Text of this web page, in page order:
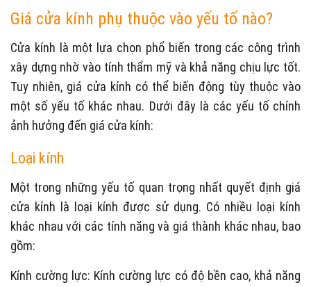
Giá cửa kính phụ thuộc vào yếu tố nào?
Cửa kính là một lựa chọn phổ biến trong các công trình
xây dựng nhờ vào tính thẩm mỹ và khả năng chịu lực tốt.
Tuy nhiên, giá cửa kính có thể biến động tùy thuộc vào
một số yếu tố khác nhau. Dưới đây là các yếu tố chính
ảnh hưởng đến giá cửa kính:
Loại kính
Một trong những yếu tố quan trọng nhất quyết định giá
cửa kính là loại kính được sử dụng. Có nhiều loại kính
khác nhau với các tính năng và giá thành khác nhau, bao
gồm:
Kính cường lực: Kính cường lực có độ bền cao, khả năng